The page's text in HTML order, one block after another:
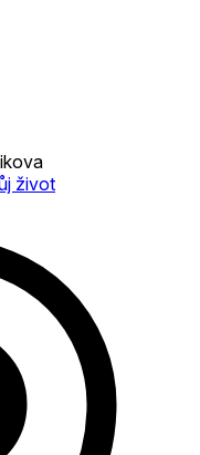
život